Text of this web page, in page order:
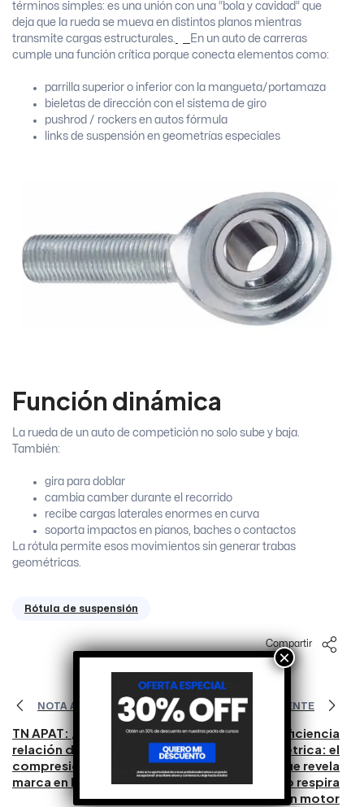
términos simples: es una unión con una “bola y cavidad” que
deja que la rueda se mueva en distintos planos mientras
transmite cargas estructurales.
En un auto de carreras
cumple una función crítica porque conecta elementos como:
parrilla superior o inferior con la mangueta/portamaza
bieletas de dirección con el sistema de giro
pushrod / rockers en autos fórmula
links de suspensión en geometrías especiales
Función dinámica
La rueda de un auto de competición no solo sube y baja.
También:
gira para doblar
cambia camber durante el recorrido
recibe cargas laterales enormes en curva
soporta impactos en pianos, baches o contactos
La rótula permite esos movimientos sin generar trabas
geométricas.
Rótula de suspensión
Compartir
NOTA ANTERIOR
TN APAT: ¿Cuál es la
relación de
compresión para cada
marca en la Clase 3?
NOTA SIGUIENTE
Eficiencia
volumétrica: el
parámetro que revela
cuánto respira
realmente un motor
×